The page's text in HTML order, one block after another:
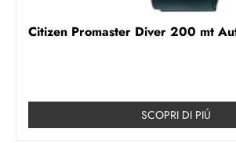
Citizen Promaster Diver 200 mt
SCOPRI DI PIÚ